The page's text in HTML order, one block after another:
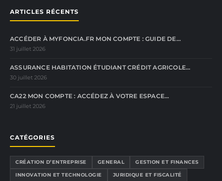
ARTICLES RÉCENTS
ACCÉDER À MYFONCIA.FR MON COMPTE : GUIDE DE…
31 juillet 2026
ASSURANCE HABITATION ÉTUDIANT CRÉDIT AGRICOLE…
30 juillet 2026
CA22 MON COMPTE : ACCÉDEZ À VOTRE ESPACE…
21 juillet 2026
CATÉGORIES
CRÉATION D’ENTREPRISE GENERAL
GESTION ET FINANCES
INNOVATION ET TECHNOLOGIE
JURIDIQUE ET FISCALITÉ